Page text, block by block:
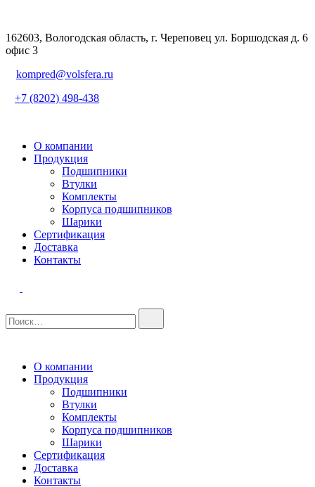
162603, Вологодская область, г. Череповец ул. Боршодская д. 6
офис 3
kompred@volsfera.ru
+7 (8202) 498-438
О компании
Продукция
Подшипники
Втулки
Комплекты
Корпуса подшипников
Шарики
Сертификация
Доставка
Контакты
О компании
Продукция
Подшипники
Втулки
Комплекты
Корпуса подшипников
Шарики
Сертификация
Доставка
Контакты